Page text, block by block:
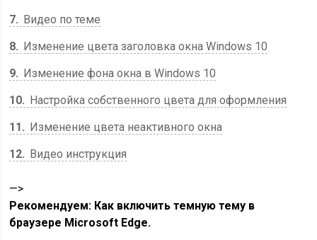
7
Видео по теме
8
Изменение цвета заголовка окна Windows 10
9
Изменение фона окна в Windows 10
10
Настройка собственного цвета для оформления
11
Изменение цвета неактивного окна
12
Видео инструкция
—>
Рекомендуем: Как включить темную тему в
браузере Microsoft Edge.